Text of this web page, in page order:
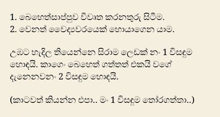
1. බෙහෙත්සාප්පුව විවෘත කරනතුරු සිටීම.
2. වෙනත් වෛද්‍යවරයෙක් හොයා‍ගෙන යාම.
උඹට හැදිල තියෙන්නෙ සිරාම ලෙඩක් නං 1 විසඳුම
හොඳයි. කාගෙං බෙහෙත් ගත්තත් එකයි වගේ
දැනෙනවනං 2 විසඳුම හොඳයි.
(කාටවත් කියන්න එපා.. මං 1 විසඳුම තෝරගත්තා‍‍..)